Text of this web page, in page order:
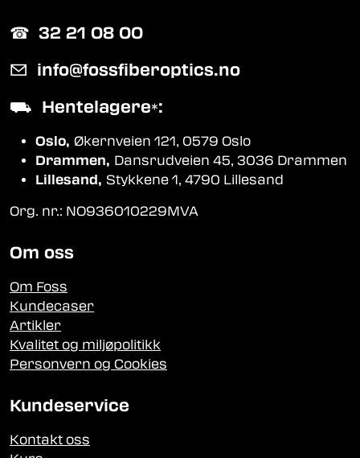
☎︎ 32 21 08 00
✉ info@fossfiberoptics.no
⛟ Hentelagere*:
Oslo, Økernveien 121, 0579 Oslo
Drammen, Dansrudveien 45, 3036 Drammen
Lillesand, Stykkene 1, 4790 Lillesand
Org. nr.: NO936010229MVA
Om oss
Om Foss
Kundecaser
Artikler
Kvalitet og miljøpolitikk
Personvern og Cookies
Kundeservice
Kontakt oss